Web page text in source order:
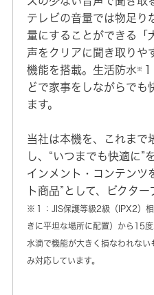
テレビの音量では物足り
量にすることができる「
声をクリアに聞き取りや
機能を搭載。生活防水※
どで家事をしながらでも
ます。
当社は本機を、これまで
し、“いつまでも快適に”
インメント・コンテンツ
ト商品”として、ビクタ
※１：JIS保護等級2級（IPX2）
きに平坦な場所に配置）から15
水滴で機能が大きく損なわれな
み対応しています。